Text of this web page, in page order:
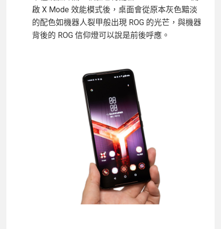
啟 X Mode 效能模式後，桌面會從原本灰色黯淡
的配色如機器人裂甲般出現 ROG 的光芒，與機器
背後的 ROG 信仰燈可以說是前後呼應。